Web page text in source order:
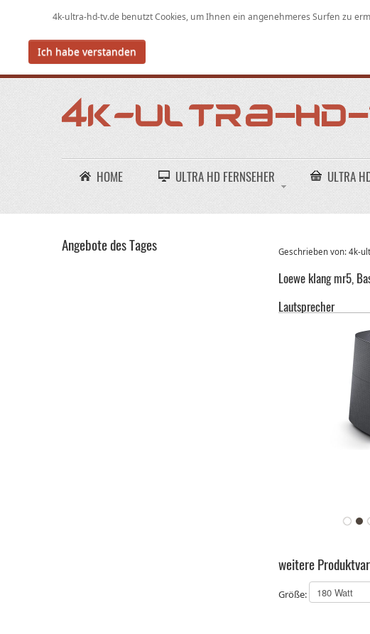
4k-ultra-hd-tv.de benutzt Cookies, umIhnen ein angenehmeres Surfen zu
Ich habe verstanden
HOME ULTRA HD FERNSEHER ULTRA
Geschrieben von: 4k-
Loewe klang mr5,
Lautsprecher
weitere
Größe:
Angebote des Tages